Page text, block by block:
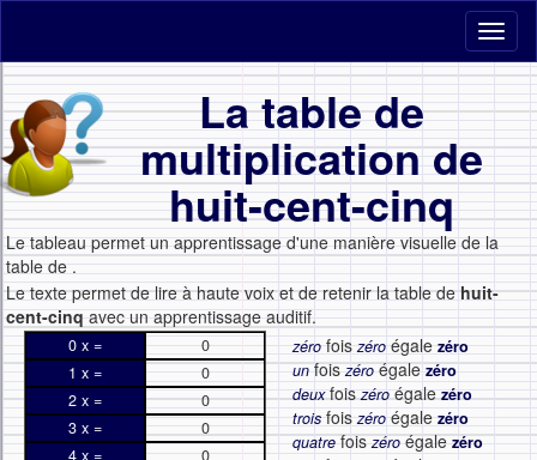
La table de
multiplication de
huit-cent-cinq
Le tableau permet un apprentissage d'une manière visuelle de la
table de .
Le texte permet de lire à haute voix et de retenir la table dehuit-
cent-cinq avec un apprentissage auditif.
0 x =
0
1 x =
0
2 x =
0
3 x =
0
4 x =
0
zéro foiszéro égale zéro
unfoiszéroégalezéro
deuxfoiszéroégalezéro
trois foiszéro égale zéro
quatrefoiszéroégalezéro